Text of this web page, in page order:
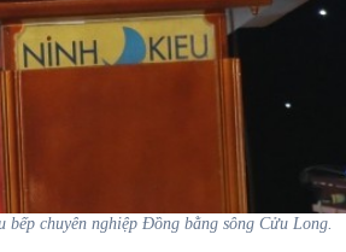
chuyên nghiệp Đồng bằng sông Cửu Long.